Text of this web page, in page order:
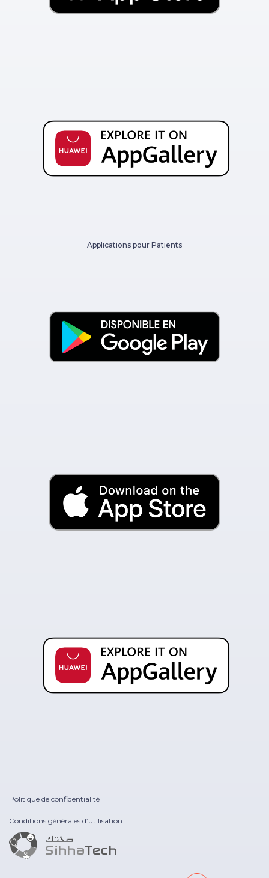
Applications pour Patients
Politique de confidentialité
Conditions générales d’utilisation